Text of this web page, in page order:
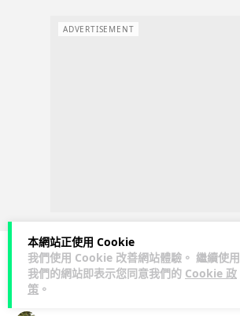
本網站正使用 Cookie
我們使用 Cookie 改善網站體驗。 繼續使用
我們的網站即表示您同意我們的 Cookie 政
策 。
ADVERTISEMENT
人工智能